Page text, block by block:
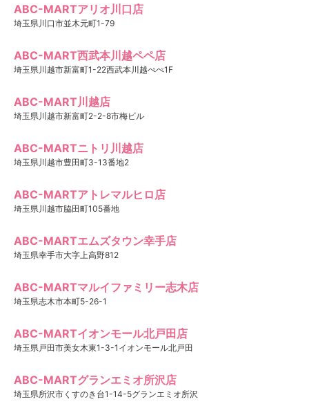
ABC-MARTアリオ川口店
埼玉県川口市並木元町1-79
ABC-MART西武本川越ペペ店
埼玉県川越市新富町1-22西武本川越ぺぺ1F
ABC-MART川越店
埼玉県川越市新富町2-2-8市梅ビル
ABC-MARTニトリ川越店
埼玉県川越市豊田町3-13番地2
ABC-MARTアトレマルヒロ店
埼玉県川越市脇田町105番地
ABC-MARTエムズタウン幸手店
埼玉県幸手市大字上高野812
ABC-MARTマルイファミリー志木店
埼玉県志木市本町5-26-1
ABC-MARTイオンモール北戸田店
埼玉県戸田市美女木東1-3-1イオンモール北戸田
ABC-MARTグランエミオ所沢店
埼玉県所沢市くすのき台1-14-5グランエミオ所沢